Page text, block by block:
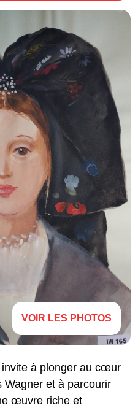
VOIR LES PHOTOS
à plonger au cœur
Wagner et à parcourir
œuvre riche et